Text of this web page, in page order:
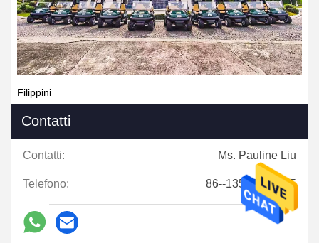
Filippini
Contatti
Contatti: Ms. Pauline Liu
Telefono: 86--13546943585